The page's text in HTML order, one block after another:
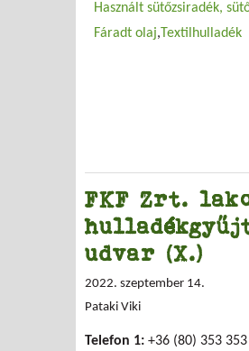
Használt sütőzsiradék,
Fáradt olaj Textilhulladék
FKF Zrt.
udvar (X.)
2022. szeptember 14.
Pataki Viki
Telefon 1: +36 (80) 353 353